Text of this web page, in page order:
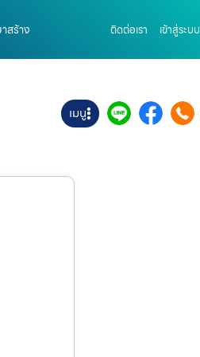
สร้าง ติดต่อเรา เข้าสู่ระบบ
เมนู